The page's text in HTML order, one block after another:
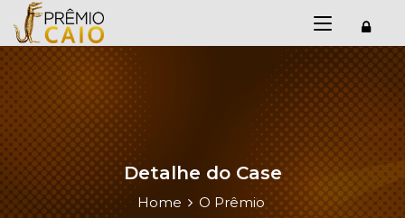
Detalhe do Case
Home O Prêmio